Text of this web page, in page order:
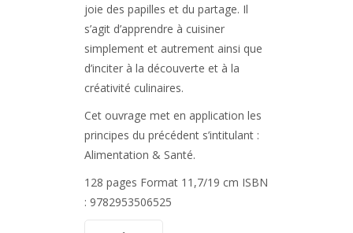
joie des papilles et du partage. Il
s’agit d’apprendre à cuisiner
simplement et autrement ainsi que
d’inciter à la découverte et à la
créativité culinaires.
Cet ouvrage met en application les
principes du précédent s’intitulant :
Alimentation & Santé.
128 pages Format 11,7/19 cm ISBN
: 9782953506525